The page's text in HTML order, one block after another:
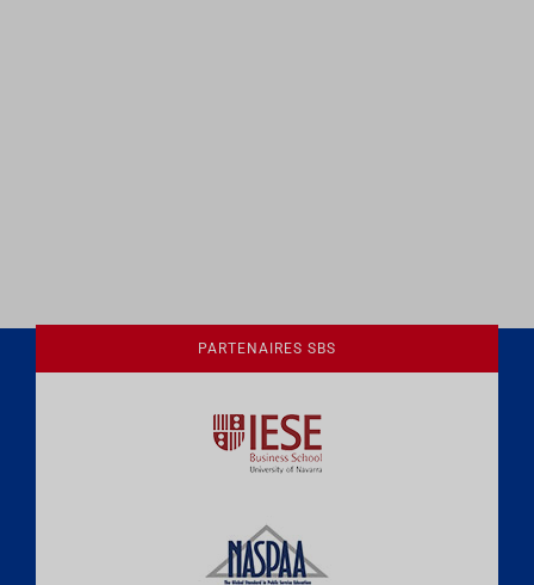
Une culture de l'éthique et de
l'apprentissage
PARTENAIRES SBS